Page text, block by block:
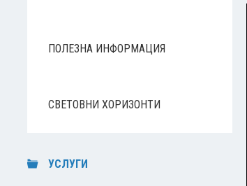
ПОЛЕЗНА ИНФОРМАЦИЯ
СВЕТОВНИ ХОРИЗОНТИ
УСЛУГИ